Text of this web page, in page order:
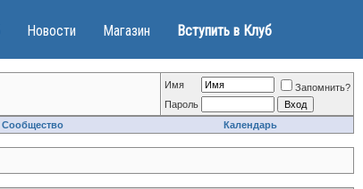
Новости Магазин Вступить в Клуб
Имя
Запомнить?
Пароль
Сообщество Календарь